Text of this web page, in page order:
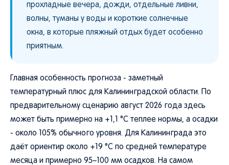
прохладные вечера, дожди, отдельные ливни,
волны, туманы у воды и короткие солнечные
окна, в которые пляжный отдых будет особенно
приятным.
Главная особенность прогноза - заметный
температурный плюс для Калининградской области. По
предварительному сценарию август 2026 года здесь
может быть примерно на +1,1 °C теплее нормы, а осадки
- около 105% обычного уровня. Для Калининграда это
даёт ориентир около +19 °C по средней температуре
месяца и примерно 95–100 мм осадков. На самом